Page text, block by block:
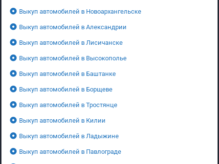
Выкуп автомобилей в Новоархангельске
Выкуп автомобилей в Александрии
Выкуп автомобилей в Лисичанске
Выкуп автомобилей в Высокополье
Выкуп автомобилей в Баштанке
Выкуп автомобилей в Борщеве
Выкуп автомобилей в Тростянце
Выкуп автомобилей в Килии
Выкуп автомобилей в Ладыжине
Выкуп автомобилей в Павлограде